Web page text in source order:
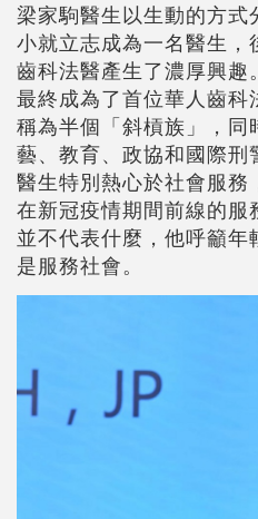
梁家駒醫生以生動的方式
小就立志成為一名醫生
齒科法醫產生了濃厚興趣
最終成為了首位華人齒科
稱為半個「斜槓族」，同
藝、教育、政協和國際刑
醫生特別熱心於社會服
在新冠疫情期間前線的
並不代表什麼，他呼籲
是服務社會。